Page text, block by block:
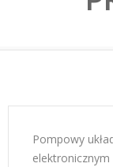
Pompowy